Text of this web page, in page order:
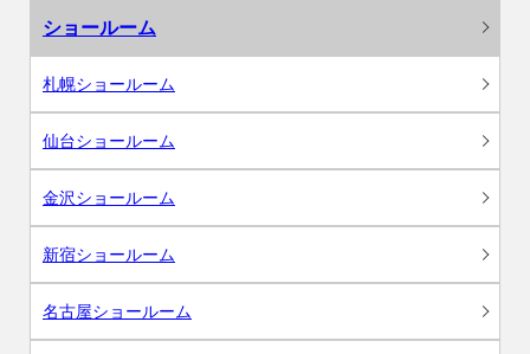
ショールーム
札幌ショールーム
仙台ショールーム
金沢ショールーム
新宿ショールーム
名古屋ショールーム